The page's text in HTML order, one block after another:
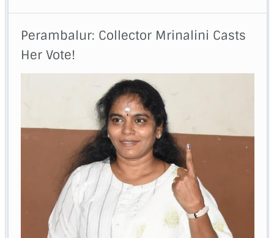
Perambalur: Collector Mrinalini Casts
Her Vote!